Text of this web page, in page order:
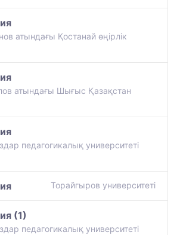
атындағы Қостанай өңірлік
атындағы Шығыс Қазақстан
педагогикалық университеті
Торайгыров университеті
(1)
педагогикалық университеті